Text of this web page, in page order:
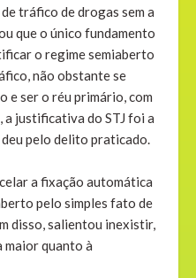
tráfico de drogas sem a
que o único fundamento
o regime semiaberto
não obstante se
ser o réu primário, com
a justificativa do STJ foi a
pelo delito praticado.
a fixação automática
pelo simples fato de
disso, salientou inexistir,
maior quanto à